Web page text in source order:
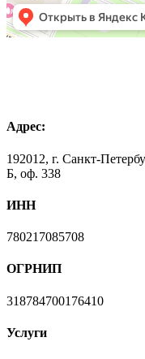
Адрес:
192012, г. Санкт-
Б, оф. 338
ИНН
780217085708
ОГРНИП
318784700176410
Услуги